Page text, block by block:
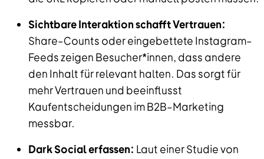
Sichtbare Interaktion schafft Vertrauen:
Share–Counts oder eingebettete Instagram–
Feeds zeigen Besucher*innen, dass andere
den Inhalt für relevant halten. Das sorgt für
mehr Vertrauen und beeinflusst
Kaufentscheidungen im B2B–Marketing
messbar.
Dark Social erfassen: Laut einer Studie von